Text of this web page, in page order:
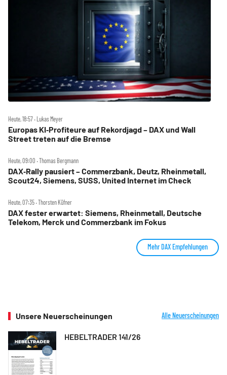
Heute, 18:57 ‧ Lukas Meyer
Europas KI‑Profiteure auf Rekordjagd – DAX und Wall
Street treten auf die Bremse
Heute, 09:00 ‧ Thomas Bergmann
DAX‑Rally pausiert – Commerzbank, Deutz, Rheinmetall,
Scout24, Siemens, SUSS, United Internet im Check
Heute, 07:35 ‧ Thorsten Küfner
DAX fester erwartet: Siemens, Rheinmetall, Deutsche
Telekom, Merck und Commerzbank im Fokus
Mehr DAX Empfehlungen
Unsere Neuerscheinungen Alle Neuerscheinungen
HEBELTRADER 141/26